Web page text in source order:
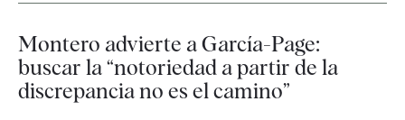
Montero advierte a García-Page:
buscar la “notoriedad a partir de la
discrepancia no es el camino”